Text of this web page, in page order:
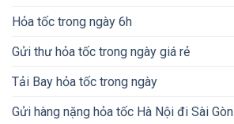
Hỏa tốc trong ngày 6h
Gửi thư hỏa tốc trong ngày giá rẻ
Tải Bay hỏa tốc trong ngày
Gửi hàng nặng hỏa tốc Hà Nội đi Sài Gòn